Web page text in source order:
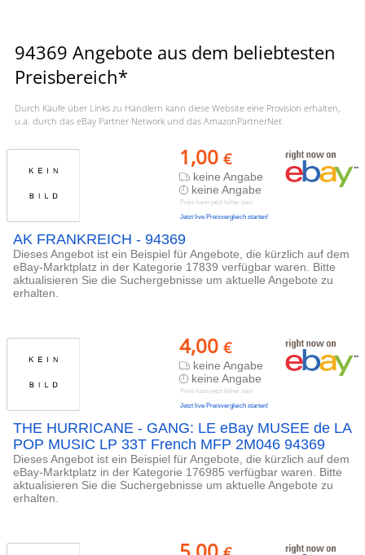
94369 Angebote aus dem beliebtesten
Preisbereich*
Durch Käufe über Links zu Händlern kann diese Website eine Provision erhalten,
u.a. durch das eBay Partner Network und das AmazonPartnerNet
1,00 €
keine Angabe
keine Angabe
Preis kann jetzt höher sein
Jetzt live Preisvergleich starten!
AK FRANKREICH - 94369
Dieses Angebot ist ein Beispiel für Angebote, die kürzlich auf dem
eBay-Marktplatz in der Kategorie 17839 verfügbar waren. Bitte
aktualisieren Sie die Suchergebnisse um aktuelle Angebote zu
erhalten.
4,00 €
keine Angabe
keine Angabe
Preis kann jetzt höher sein
Jetzt live Preisvergleich starten!
THE HURRICANE - GANG: LE eBay MUSEE de LA
POP MUSIC LP 33T French MFP 2M046 94369
Dieses Angebot ist ein Beispiel für Angebote, die kürzlich auf dem
eBay-Marktplatz in der Kategorie 176985 verfügbar waren. Bitte
aktualisieren Sie die Suchergebnisse um aktuelle Angebote zu
erhalten.